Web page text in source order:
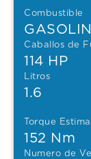
Combustible
Caballos de
114 HP
Litros
1.6
Torque
152 Nm
Numero de